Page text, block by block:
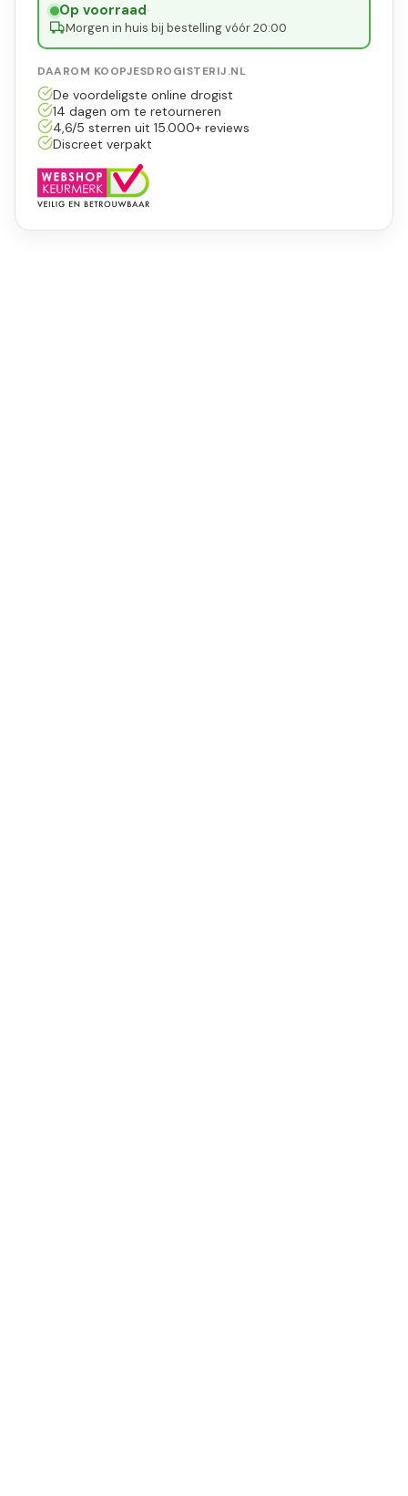
Op voorraad·
Morgen in huis bij bestelling vóór 20:00
DAAROM KOOPJESDROGISTERIJ.NL
De voordeligste online drogist
14 dagen om te retourneren
4,6/5 sterren uit 15.000+ reviews
Discreet verpakt